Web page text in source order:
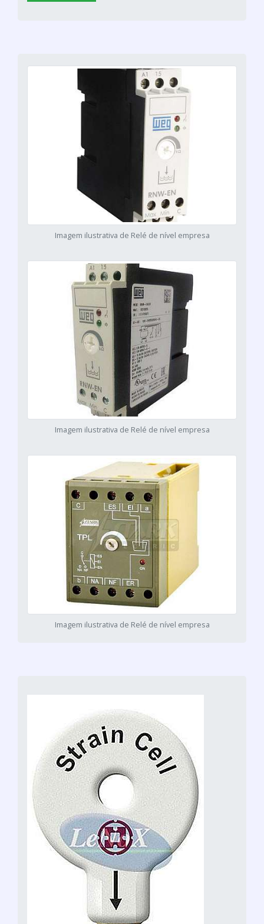
Imagem ilustrativa de Relé de nível empresa
Imagem ilustrativa de Relé de nível empresa
Imagem ilustrativa de Relé de nível empresa